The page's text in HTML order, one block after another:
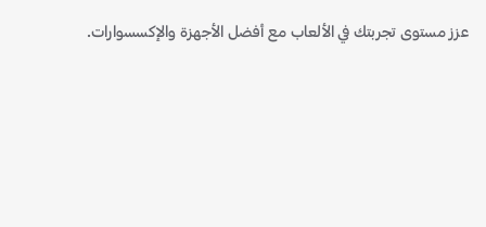
عزز مستوى تجربتك في الألعاب مع أفضل الأجهزة والإكسسوارات.